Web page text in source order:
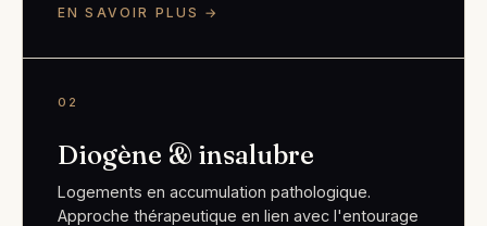
EN SAVOIR PLUS →
02
Diogène & insalubre
Logements en accumulation pathologique.
Approche thérapeutique en lien avec l'entourage